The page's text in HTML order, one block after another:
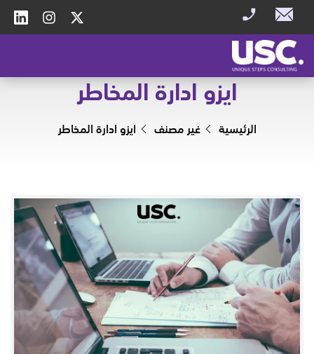
ايزو ادارة المخاطر
الرئيسية غير مصنف ايزو ادارة المخاطر